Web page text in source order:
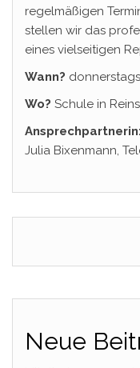
regelmäßigen
stellen wir das
eines vielseitigen
Wann?
Wo? Schule in
Ansprechpartnerin:
Julia Bixenmann,
Neue